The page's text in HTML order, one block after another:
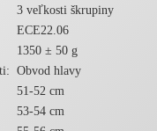
3 veľkosti škrupiny
ECE22.06
1350 ± 50 g
Obvod hlavy
51-52 cm
53-54 cm